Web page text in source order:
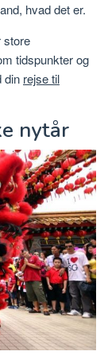
hvad det er.
store
tidspunkter og
din rejse til
nytår